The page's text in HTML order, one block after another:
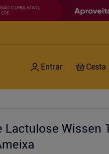
Lactulose Wissen